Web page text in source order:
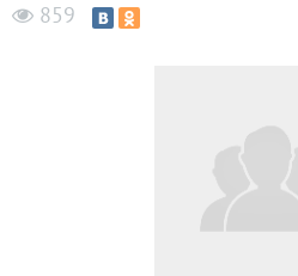
859